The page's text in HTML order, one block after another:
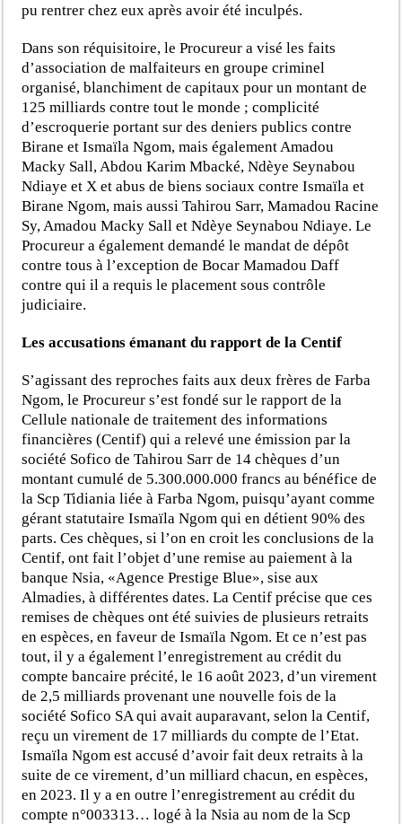
pu rentrer chez eux après avoir été inculpés.
Dans son réquisitoire, le Procureur a visé les faits
d’association de malfaiteurs en groupe criminel
organisé, blanchiment de capitaux pour un montant de
125 milliards contre tout le monde ; complicité
d’escroquerie portant sur des deniers publics contre
Birane et Ismaïla Ngom, mais également Amadou
Macky Sall, Abdou Karim Mbacké, Ndèye Seynabou
Ndiaye et X et abus de biens sociaux contre Ismaïla et
Birane Ngom, mais aussi Tahirou Sarr, Mamadou Racine
Sy, Amadou Macky Sall et Ndèye Seynabou Ndiaye. Le
Procureur a également demandé le mandat de dépôt
contre tous à l’exception de Bocar Mamadou Daff
contre qui il a requis le placement sous contrôle
judiciaire.
Les accusations émanant du rapport de la Centif
S’agissant des reproches faits aux deux frères de Farba
Ngom, le Procureur s’est fondé sur le rapport de la
Cellule nationale de traitement des informations
financières (Centif) qui a relevé une émission par la
société Sofico de Tahirou Sarr de 14 chèques d’un
montant cumulé de 5.300.000.000 francs au bénéfice de
la Scp Tidiania liée à Farba Ngom, puisqu’ayant comme
gérant statutaire Ismaïla Ngom qui en détient 90% des
parts. Ces chèques, si l’on en croit les conclusions de la
Centif, ont fait l’objet d’une remise au paiement à la
banque Nsia, «Agence Prestige Blue», sise aux
Almadies, à différentes dates. La Centif précise que ces
remises de chèques ont été suivies de plusieurs retraits
en espèces, en faveur de Ismaïla Ngom. Et ce n’est pas
tout, il y a également l’enregistrement au crédit du
compte bancaire précité, le 16 août 2023, d’un virement
de 2,5 milliards provenant une nouvelle fois de la
société Sofico SA qui avait auparavant, selon la Centif,
reçu un virement de 17 milliards du compte de l’Etat.
Ismaïla Ngom est accusé d’avoir fait deux retraits à la
suite de ce virement, d’un milliard chacun, en espèces,
en 2023. Il y a en outre l’enregistrement au crédit du
compte n°003313… logé à la Nsia au nom de la Scp